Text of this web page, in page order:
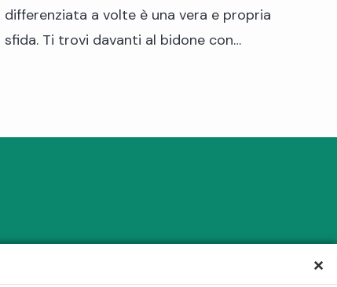
differenziata a volte è una vera e propria
sfida. Ti trovi davanti al bidone con…
×